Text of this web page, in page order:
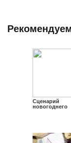
Сценарий
новогоднего